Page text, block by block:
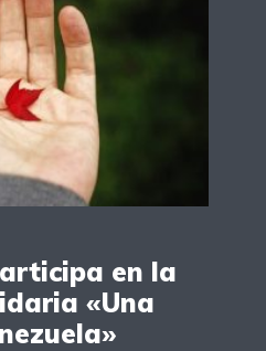
en la
«Una